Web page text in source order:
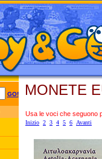
GO! MONETE
Usa le voci che seguono
Inizio 2 3 4 5 6 Avanti